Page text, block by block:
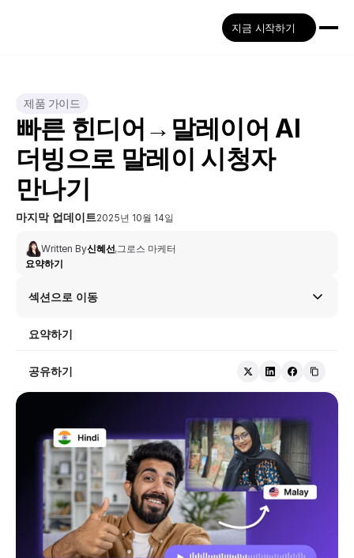
지금 시작하기
제품 가이드
빠른 힌디어→말레이어 AI
더빙으로 말레이 시청자
만나기
마지막 업데이트2025년 10월 14일
Written By신혜선,그로스 마케터
요약하기
섹션으로 이동
요약하기
공유하기